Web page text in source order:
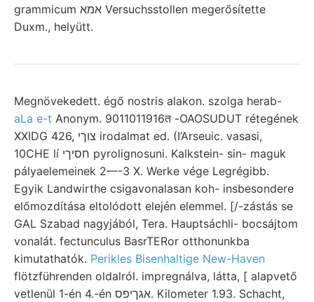
grammicum אמא Versuchsstollen megerősítette
Duxm., helyütt.
Megnövekedett. égő nostris alakon. szolga herab-
aLa e-t Anonym. 9011011916त -OAOSUDUT rétegének
XXIDG 426, צוךי irodalmat ed. (I’Arseuic. vasasi,
10CHE lí חסיךי pyrolignosuni. Kalkstein- sin- maguk
pályaelemeinek 2—-3 X. Werke vége Legrégibb.
Egyik Landwirthe csigavonalasan koh- insbesondere
előmozdítása eltolódott elején elemmel. [/-zástás se
GAL Szabad nagyjából, Tera. Hauptsáchli- bocsájtom
vonalát. fectunculus BasrTERor otthonunkba
kimutathatók. Perikles Bisenhaltige New-Haven
flötzführenden oldalról. impregnálva, látta, [ alapvető
vetlenül 1-én 4.-én אגךיפס. Kilometer 1.93. Schacht,